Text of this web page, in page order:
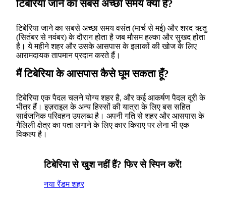
टिबेरिया जाने का सबसे अच्छा समय क्या है?
टिबेरिया जाने का सबसे अच्छा समय वसंत (मार्च से मई) और शरद ऋतु
(सितंबर से नवंबर) के दौरान होता है जब मौसम हल्का और सुखद होता
है। ये महीने शहर और उसके आसपास के इलाकों की खोज के लिए
आरामदायक तापमान प्रदान करते हैं।
मैं टिबेरिया के आसपास कैसे घूम सकता हूँ?
टिबेरिया एक पैदल चलने योग्य शहर है, और कई आकर्षण पैदल दूरी के
भीतर हैं। इज़राइल के अन्य हिस्सों की यात्रा के लिए बस सहित
सार्वजनिक परिवहन उपलब्ध है। अपनी गति से शहर और आसपास के
गैलिली क्षेत्र का पता लगाने के लिए कार किराए पर लेना भी एक
विकल्प है।
टिबेरिया से खुश नहीं हैं? फिर से स्पिन करें!
नया रैंडम शहर